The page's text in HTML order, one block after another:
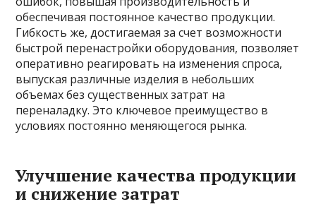
обеспечивая постоянное качество продукции.
Гибкость же, достигаемая за счет возможности
быстрой перенастройки оборудования, позволяет
оперативно реагировать на изменения спроса,
выпуская различные изделия в небольших
объемах без существенных затрат на
переналадку. Это ключевое преимущество в
условиях постоянно меняющегося рынка.
Улучшение качества продукции
и снижение затрат